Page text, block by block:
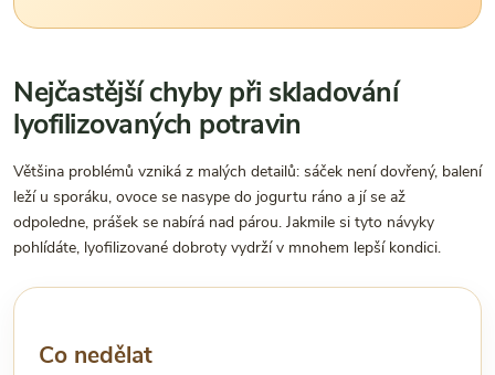
Nejčastější chyby při skladování
lyofilizovaných potravin
Většina problémů vzniká z malých detailů: sáček není dovřený, balení
leží u sporáku, ovoce se nasype do jogurtu ráno a jí se až
odpoledne, prášek se nabírá nad párou. Jakmile si tyto návyky
pohlídáte, lyofilizované dobroty vydrží v mnohem lepší kondici.
Co nedělat